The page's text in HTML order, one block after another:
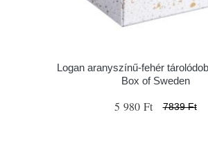
Logan aranyszínű-fehér
Box of Sweden
5 980 Ft 7839 Ft